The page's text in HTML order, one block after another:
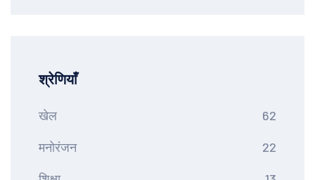
श्रेणियाँ
खेल 62
मनोरंजन 22